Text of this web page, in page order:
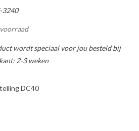
3240
wordt speciaal voor jou besteld bij
2-3 weken
DC40